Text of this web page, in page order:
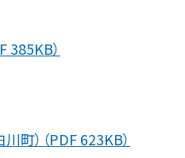
385KB）
町）（PDF 623KB）